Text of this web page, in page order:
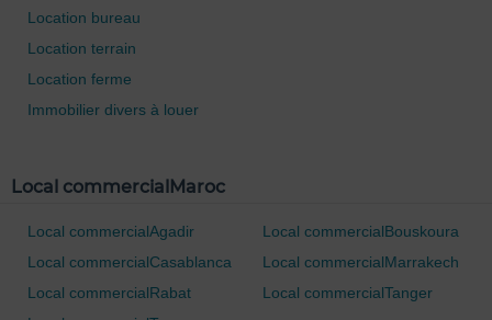
Location bureau
Location terrain
Location ferme
Immobilier divers à louer
Local commercialMaroc
Local commercialAgadir
Local commercialBouskoura
Local commercialCasablanca
Local commercialMarrakech
Local commercialRabat
Local commercialTanger